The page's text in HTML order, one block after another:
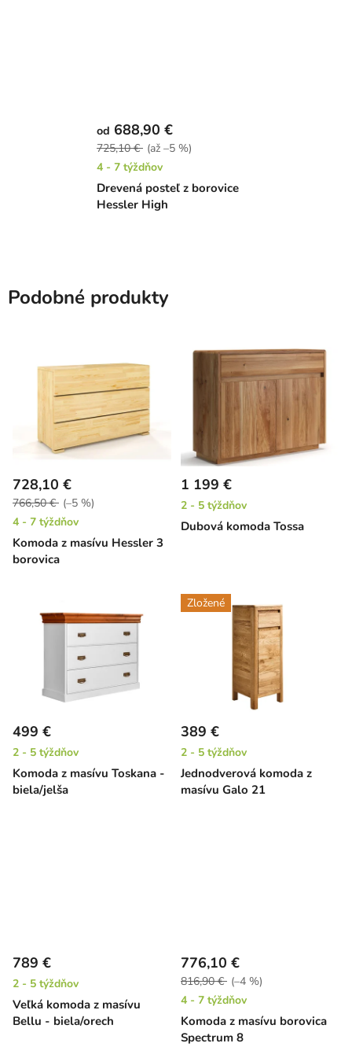
Drevená posteľ z borovice
Hessler High
od 688,90 €
725,10 € (až –5 %)
4 - 7 týždňov
Podobné produkty
Komoda z masívu Hessler 3
borovica
728,10 €
766,50 € (–5 %)
4 - 7 týždňov
Dubová komoda Tossa
1 199 €
2 - 5 týždňov
Komoda z masívu Toskana -
biela/jelša
499 €
2 - 5 týždňov
Zložené
Jednodverová komoda z
masívu Galo 21
389 €
2 - 5 týždňov
Veľká komoda z masívu
Bellu - biela/orech
789 €
2 - 5 týždňov
Komoda z masívu borovica
Spectrum 8
776,10 €
816,90 € (–4 %)
4 - 7 týždňov